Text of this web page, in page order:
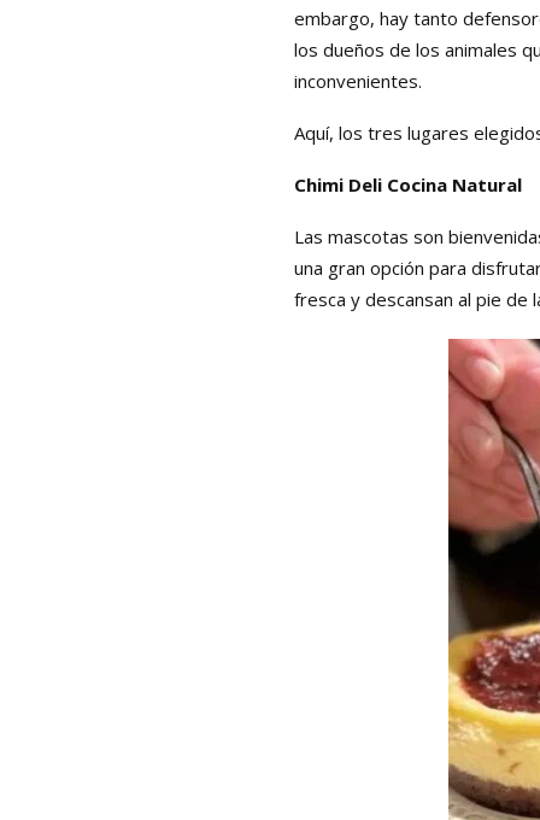
embargo, hay tanto
los dueños de los animales
inconvenientes.
Aquí, los tres lugares
Chimi Deli Cocina Natural
Las mascotas son
una gran opción para
fresca y descansan al pie de